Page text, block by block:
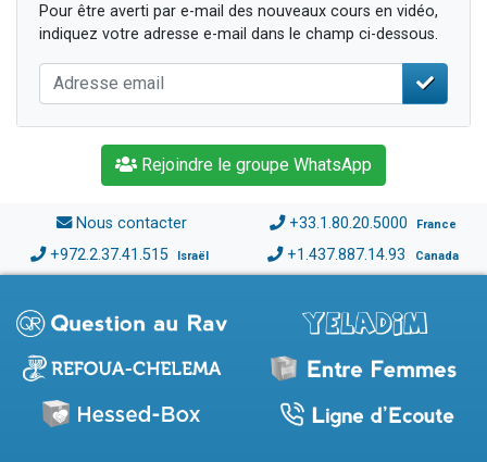
Pour être averti par e-mail des nouveaux cours en vidéo,
indiquez votre adresse e-mail dans le champ ci-dessous.
Rejoindre le groupe WhatsApp
Nous contacter +33.1.80.20.5000 France
+972.2.37.41.515 Israël +1.437.887.14.93 Canada